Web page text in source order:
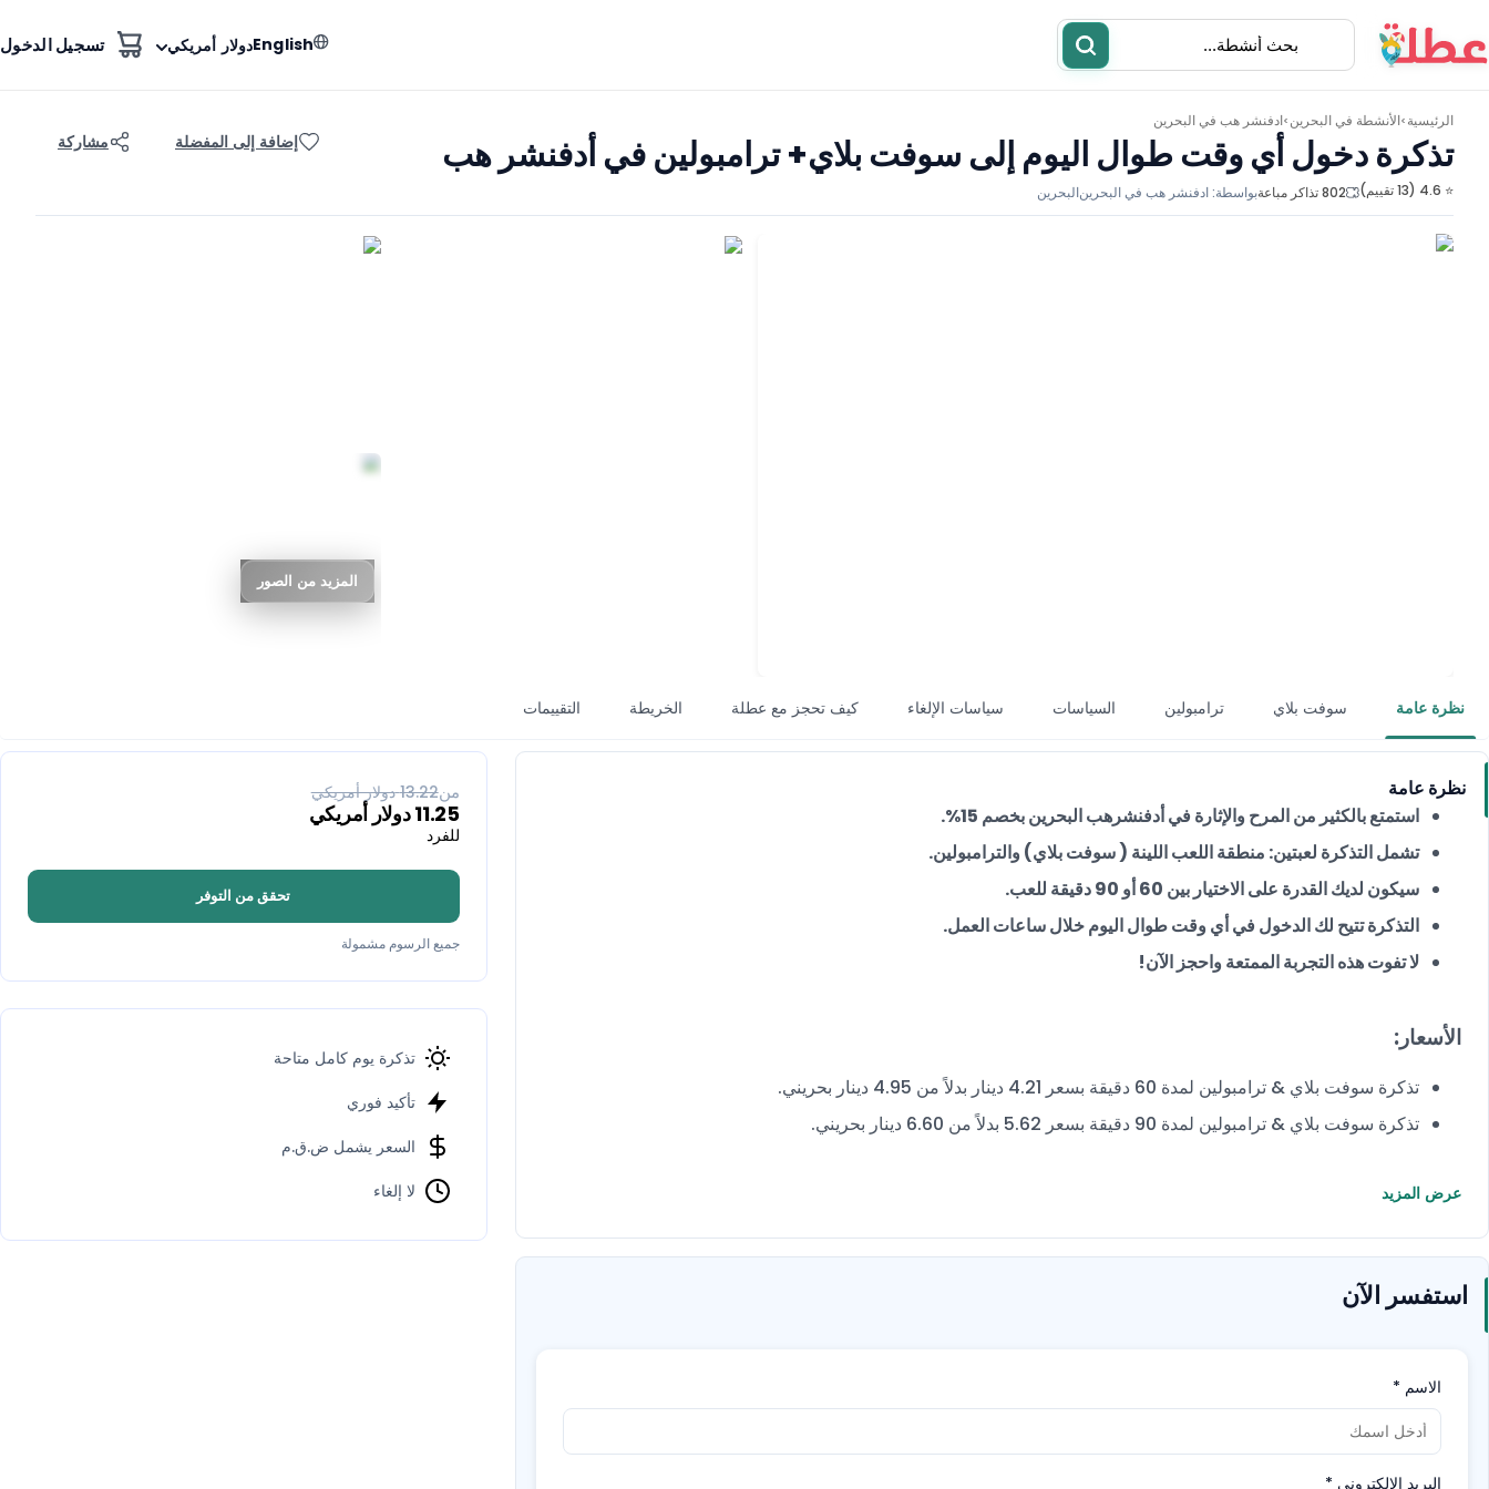
Englishدولار أمريكي تسجيل الدخول
أنشطة مطاعم
الرئيسية >الأنشطة فيالبحرين >ادفنشر هب في البحرين
تذكرة دخول أي وقت طوال اليوم إلى سوفت بلاي+ ترامبولين في أدفنشر هب
⭐ 4.6 (13 تقييم) 802 تذاكر مباعة بواسطة:ادفنشر هب في البحرينالبحرين
إضافة إلى المفضلة مشاركة
المزيد من الصور
نظرة عامة سوفت بلاي ترامبولين السياسات سياسات الإلغاء كيف تحجز مع عطلة الخريطة التقييمات
نظرة عامة
استمتع بالكثير من المرح والإثارة في أدفنشرهب البحرين بخصم 15%.
تشمل التذكرة لعبتين: منطقة اللعب اللينة ( سوفت بلاي) والترامبولين.
سيكون لديك القدرة على الاختيار بين 60 أو 90 دقيقة للعب.
التذكرة تتيح لك الدخول في أي وقت طوال اليوم خلال ساعات العمل.
لا تفوت هذه التجربة الممتعة واحجز الآن!
الأسعار:
تذكرة سوفت بلاي & ترامبولين لمدة 60 دقيقة بسعر 4.21 دينار بدلاً من 4.95 دينار بحريني.
تذكرة سوفت بلاي & ترامبولين لمدة 90 دقيقة بسعر 5.62 بدلاً من 6.60 دينار بحريني.
عرض المزيد
استفسر الآن
الاسم *
البريد الإلكتروني *
من13.22 دولار أمريكي
11.25دولار أمريكي
للفرد
تحقق من التوفر
جميع الرسوم مشمولة
تذكرة يوم كامل متاحة
تأكيد فوري
السعر يشمل ض.ق.م
لا إلغاء